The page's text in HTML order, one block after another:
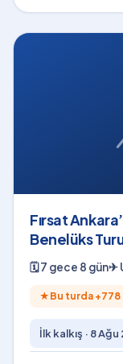
Fırsat
Benelüks
🗓7 gece 8 gün✈
★ Bu turda +778
İlk kalkış · 8 Ağu